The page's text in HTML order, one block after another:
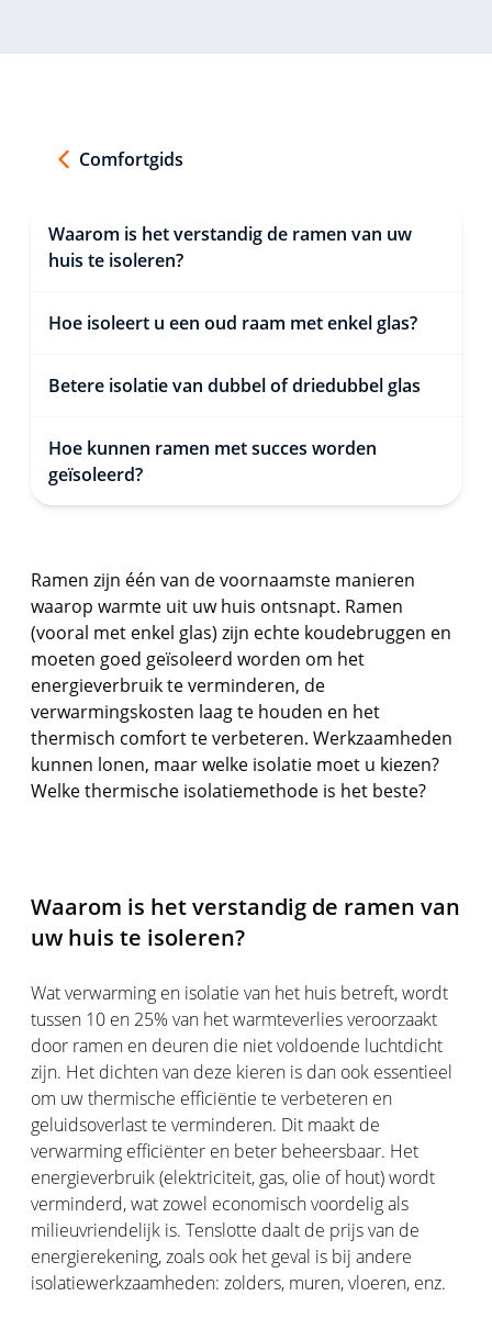
Comfortgids
Waarom is het verstandig de ramen van uw
huis te isoleren?
Hoe isoleert u een oud raam met enkel glas?
Betere isolatie van dubbel of driedubbel glas
Hoe kunnen ramen met succes worden
geïsoleerd?
Ramen zijn één van de voornaamste manieren
waarop warmte uit uw huis ontsnapt. Ramen
(vooral met enkel glas) zijn echte koudebruggen en
moeten goed geïsoleerd worden om het
energieverbruik te verminderen, de
verwarmingskosten laag te houden en het
thermisch comfort te verbeteren. Werkzaamheden
kunnen lonen, maar welke isolatie moet u kiezen?
Welke thermische isolatiemethode is het beste?
Waarom is het verstandig de ramen van
uw huis te isoleren?
Wat verwarming en isolatie van het huis betreft, wordt
tussen 10 en 25% van het warmteverlies veroorzaakt
door ramen en deuren die niet voldoende luchtdicht
zijn. Het dichten van deze kieren is dan ook essentieel
om uw thermische efficiëntie te verbeteren en
geluidsoverlast te verminderen. Dit maakt de
verwarming efficiënter en beter beheersbaar. Het
energieverbruik (elektriciteit, gas, olie of hout) wordt
verminderd, wat zowel economisch voordelig als
milieuvriendelijk is. Tenslotte daalt de prijs van de
energierekening, zoals ook het geval is bij andere
isolatiewerkzaamheden: zolders, muren, vloeren, enz.